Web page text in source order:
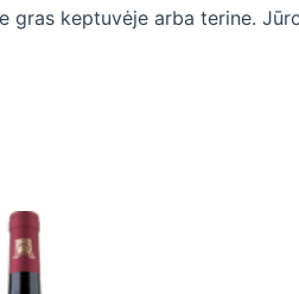
gras keptuvėje arba terine.